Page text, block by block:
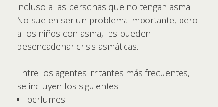
incluso a las personas que no tengan asma.
No suelen ser un problema importante, pero
a los niños con asma, les pueden
desencadenar crisis asmáticas.
Entre los agentes irritantes más frecuentes,
se incluyen los siguientes:
perfumes